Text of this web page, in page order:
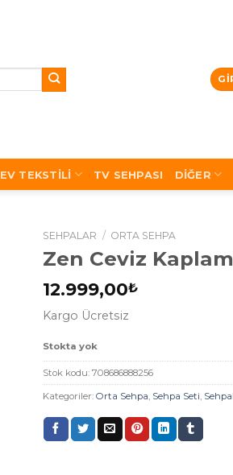
EV TEKSTILI TV SEHPASI DIĞER
SEHPALAR / ORTA SEHPA
Zen Ceviz
12.999,00₺
Kargo Ücretsiz
Stokta yok
Stok kodu: 708686888256
Kategoriler: Orta Sehpa, Sehpa Seti,